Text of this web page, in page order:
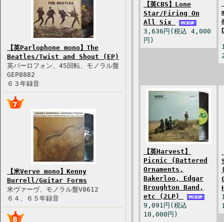
【英Parlophone mono】The
Beatles/Twist and Shout (EP)
英パーロフォン、45回転、モノラル盤
GEP8882
６３年録音
【米Verve mono】Kenny
Burrell/Guitar Forms
米ヴァーヴ、モノラル盤V8612
６４、６５年録音
【英CBS】Lone
Star/Firing On
All Six
3,636円(税込 4,000
円)
【英Harvest】
Picnic (Battered
Ornaments,
Bakerloo, Edgar
Broughton Band,
etc (2LP)
9,091円(税込
10,000円)